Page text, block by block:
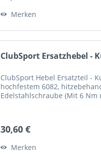
Merken
ClubSport Ersatzhebel -
ClubSport Hebel Ersatzteil -
hochfestem 6082,
Edelstahlschraube (Mit 6 Nm
30,60 €
Merken